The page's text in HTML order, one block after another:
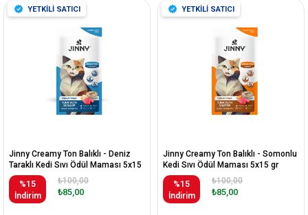
Jinny Creamy Ton Balıklı - Deniz
Taraklı Kedi Sıvı Ödül Maması 5x15
gr
%15
İndirim
₺85,00
₺100,00
YETKİLİ SATICI
Jinny Creamy Ton Balıklı - Somonlu
Kedi Sıvı Ödül Maması 5x15 gr
%15
İndirim
₺85,00
₺100,00
YETKİLİ SATICI